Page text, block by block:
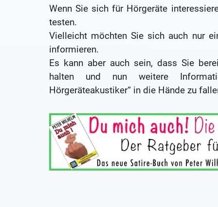
Wenn Sie sich für Hörgeräte
testen.
Vielleicht möchten Sie sich auch nur
informieren.
Es kann aber auch sein, dass Sie
halten und nun weitere
Hörgeräteakustiker“ in die Hände zu